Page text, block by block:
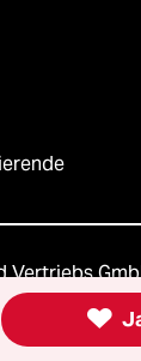
Vertriebs
Fragen
